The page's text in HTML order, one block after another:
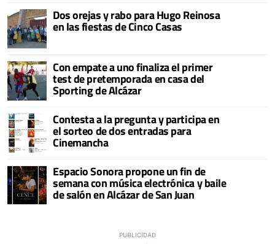
Dos orejas y rabo para Hugo Reinosa
en las fiestas de Cinco Casas
Con empate a uno finaliza el primer
test de pretemporada en casa del
Sporting de Alcázar
Contesta a la pregunta y participa en
el sorteo de dos entradas para
Cinemancha
Espacio Sonora propone un fin de
semana con música electrónica y baile
de salón en Alcázar de San Juan